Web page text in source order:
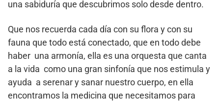
una sabiduría que descubrimos solo desde dentro.
Que nos recuerda cada día con su flora y con su
fauna que todo está conectado, que en todo debe
haber una armonía, ella es una orquesta que canta
a la vida como una gran sinfonía que nos estimula y
ayuda a serenar y sanar nuestro cuerpo, en ella
encontramos la medicina que necesitamos para